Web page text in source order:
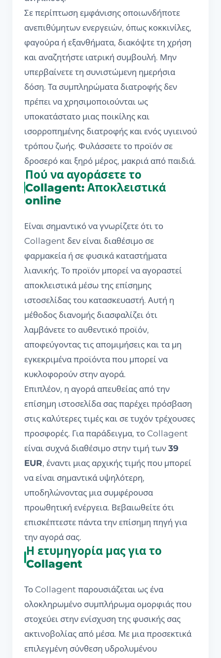
Σε περίπτωση εμφάνισης οποιωνδήποτε
ανεπιθύμητων ενεργειών, όπως κοκκινίλες,
φαγούρα ή εξανθήματα, διακόψτε τη χρήση
και αναζητήστε ιατρική συμβουλή. Μην
υπερβαίνετε τη συνιστώμενη ημερήσια
δόση. Τα συμπληρώματα διατροφής δεν
πρέπει να χρησιμοποιούνται ως
υποκατάστατο μιας ποικίλης και
ισορροπημένης διατροφής και ενός υγιεινού
τρόπου ζωής. Φυλάσσετε το προϊόν σε
δροσερό και ξηρό μέρος, μακριά από παιδιά.
Πού να αγοράσετε το
Collagent: Αποκλειστικά
online
Είναι σημαντικό να γνωρίζετε ότι το
Collagent δεν είναι διαθέσιμο σε
φαρμακεία ή σε φυσικά καταστήματα
λιανικής. Το προϊόν μπορεί να αγοραστεί
αποκλειστικά μέσω της επίσημης
ιστοσελίδας του κατασκευαστή. Αυτή η
μέθοδος διανομής διασφαλίζει ότι
λαμβάνετε το αυθεντικό προϊόν,
αποφεύγοντας τις απομιμήσεις και τα μη
εγκεκριμένα προϊόντα που μπορεί να
κυκλοφορούν στην αγορά.
Επιπλέον, η αγορά απευθείας από την
επίσημη ιστοσελίδα σας παρέχει πρόσβαση
στις καλύτερες τιμές και σε τυχόν τρέχουσες
προσφορές. Για παράδειγμα, το Collagent
είναι συχνά διαθέσιμο στην τιμή των 39
EUR, έναντι μιας αρχικής τιμής που μπορεί
να είναι σημαντικά υψηλότερη,
υποδηλώνοντας μια συμφέρουσα
προωθητική ενέργεια. Βεβαιωθείτε ότι
επισκέπτεστε πάντα την επίσημη πηγή για
την αγορά σας.
Η ετυμηγορία μας για το
Collagent
Το Collagent παρουσιάζεται ως ένα
ολοκληρωμένο συμπλήρωμα ομορφιάς που
στοχεύει στην ενίσχυση της φυσικής σας
ακτινοβολίας από μέσα. Με μια προσεκτικά
επιλεγμένη σύνθεση υδρολυμένου